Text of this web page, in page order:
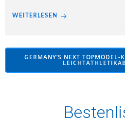
WEITERLESEN
GERMANY’S NEXT